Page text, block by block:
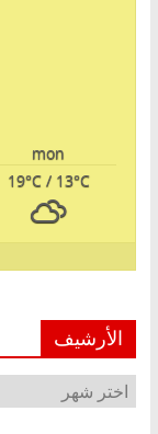
mon
19°C/ 13°C
الأرشيف
الأرشيف